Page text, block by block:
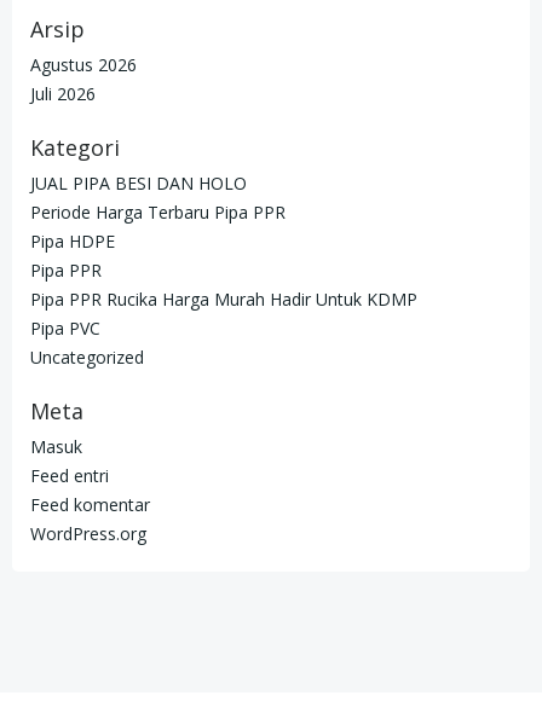
Arsip
Agustus 2026
Juli 2026
Kategori
JUAL PIPA BESI DAN HOLO
Periode Harga Terbaru Pipa PPR
Pipa HDPE
Pipa PPR
Pipa PPR Rucika Harga Murah Hadir Untuk KDMP
Pipa PVC
Uncategorized
Meta
Masuk
Feed entri
Feed komentar
WordPress.org